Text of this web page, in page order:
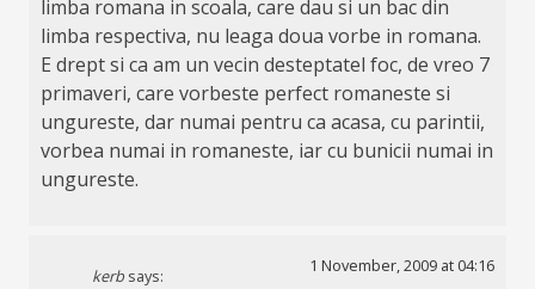
limba romana in scoala, care dau si un bac din
limba respectiva, nu leaga doua vorbe in romana.
E drept si ca am un vecin desteptatel foc, de vreo 7
primaveri, care vorbeste perfect romaneste si
ungureste, dar numai pentru ca acasa, cu parintii,
vorbea numai in romaneste, iar cu bunicii numai in
ungureste.
kerb says:
1 November, 2009 at 04:16